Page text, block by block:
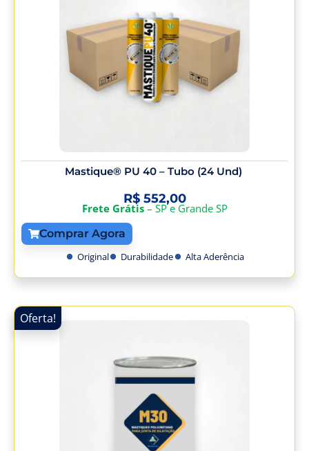
Mastique® PU 40 – Tubo (24 Und)
R$552,00
Frete Grátis– SP e Grande SP
Comprar Agora
Original Durabilidade Alta Aderência
Oferta!